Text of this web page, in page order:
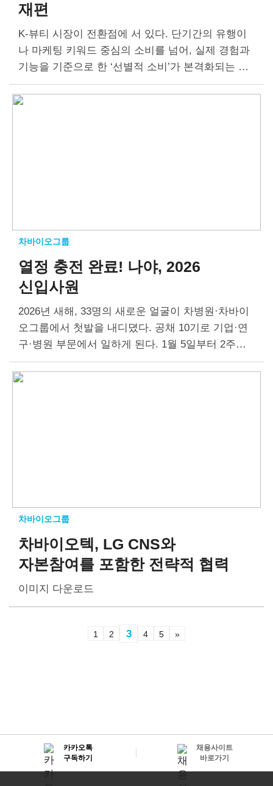
재편
K-뷰티 시장이 전환점에 서 있다. 단기간의 유행이
나 마케팅 키워드 중심의 소비를 넘어, 실제 경험과
기능을 기준으로 한 ‘선별적 소비’가 본격화되는 모
습이다. ‘화해’와 ‘올리브영’이 각각 발표한 2026년
뷰티 트렌드 분석에 따르면,…
차바이오그룹
열정 충전 완료! 나야, 2026
신입사원
2026년 새해, 33명의 새로운 얼굴이 차병원·차바이
오그룹에서 첫발을 내디뎠다. 공채 10기로 기업·연
구·병원 부문에서 일하게 된다. 1월 5일부터 2주간
입문교육 과정을 이수하며 그룹의 비전과 전략을 이
해하고, 미래를 이끌어 갈 신입사원으로서의 채비를
차바이오그룹
차바이오텍, LG CNS와
자본참여를 포함한 전략적 협력
이미지 다운로드
1 2 3 4 5 »
카카오톡
구독하기
채용사이트
바로가기